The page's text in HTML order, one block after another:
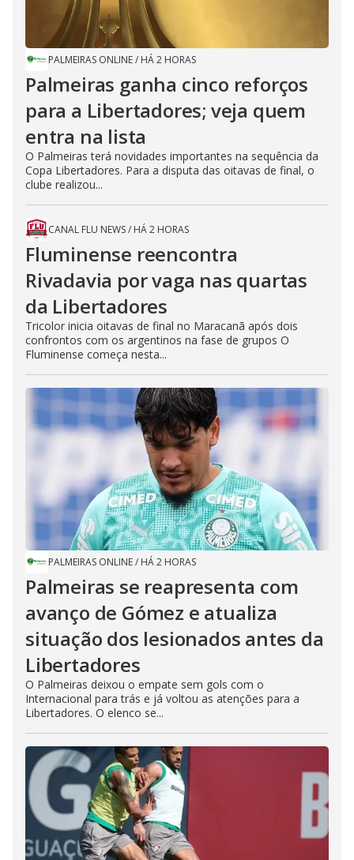
PALMEIRAS ONLINE/ HÁ 2 HORAS
Palmeiras ganha cinco reforços
para a Libertadores; veja quem
entra na lista
O Palmeiras terá novidades importantes na sequência da
Copa Libertadores. Para a disputa das oitavas de final, o
clube realizou...
CANAL FLU NEWS/ HÁ 2 HORAS
Fluminense reencontra
Rivadavia por vaga nas quartas
da Libertadores
Tricolor inicia oitavas de final no Maracanã após dois
confrontos com os argentinos na fase de grupos O
Fluminense começa nesta...
PALMEIRAS ONLINE/ HÁ 2 HORAS
Palmeiras se reapresenta com
avanço de Gómez e atualiza
situação dos lesionados antes da
Libertadores
O Palmeiras deixou o empate sem gols com o
Internacional para trás e já voltou as atenções para a
Libertadores. O elenco se...